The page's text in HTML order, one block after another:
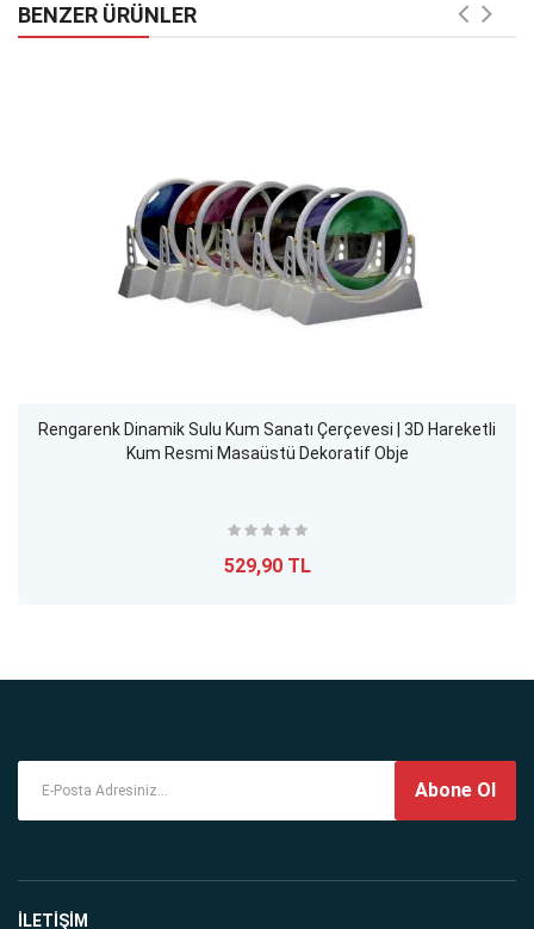
BENZER ÜRÜNLER
Rengarenk Dinamik Sulu Kum Sanatı Çerçevesi | 3D Hareketli
Kum Resmi Masaüstü Dekoratif Obje
529,90 TL
Abone Ol
İLETİŞİM